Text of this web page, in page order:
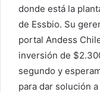
donde está la
de Essbio. Su
portal Andess
inversión de
segundo y
para dar solución